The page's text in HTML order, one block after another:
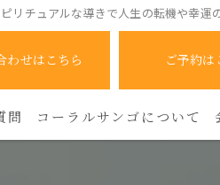
リチュアルな導きで人生の転機や幸運
わせはこちら ご予約は
問 コーラルサンゴについて